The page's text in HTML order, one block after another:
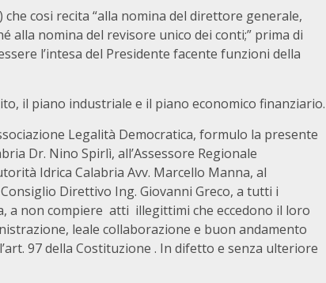
che cosi recita “alla nomina del direttore generale,
alla nomina del revisore unico dei conti;” prima di
l’intesa del Presidente facente funzioni della
il piano industriale e il piano economico finanziario.
Legalità Democratica, formulo la presente
Dr. Nino Spirlì, all’Assessore Regionale
Idrica Calabria Avv. Marcello Manna, al
Direttivo Ing. Giovanni Greco, a tutti i
a non compiere atti illegittimi che eccedono il loro
leale collaborazione e buon andamento
97 della Costituzione . In difetto e senza ulteriore